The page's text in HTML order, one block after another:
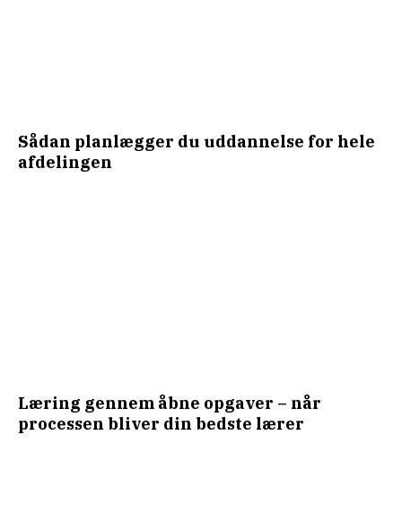
Sådan planlægger du uddannelse for hele
afdelingen
Læring gennem åbne opgaver – når
processen bliver din bedste lærer